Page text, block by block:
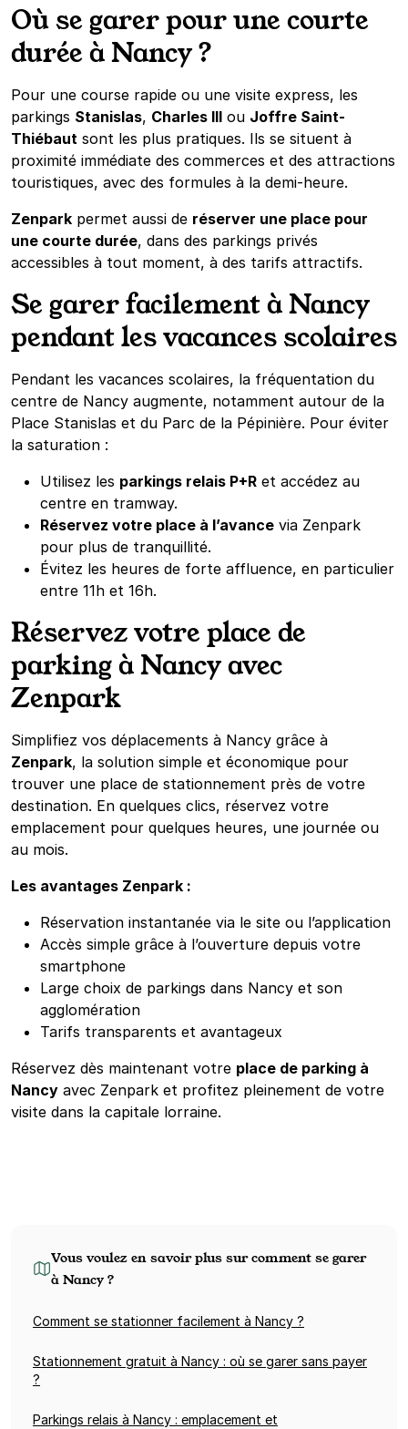
Où se garer pour une courte
durée à Nancy ?
Pour une course rapide ou une visite express, les
parkings Stanislas, Charles III ou Joffre Saint-
Thiébaut sont les plus pratiques. Ils se situent à
proximité immédiate des commerces et des attractions
touristiques, avec des formules à la demi-heure.
Zenpark permet aussi de réserver une place pour
une courte durée, dans des parkings privés
accessibles à tout moment, à des tarifs attractifs.
Se garer facilement à Nancy
pendant les vacances scolaires
Pendant les vacances scolaires, la fréquentation du
centre de Nancy augmente, notamment autour de la
Place Stanislas et du Parc de la Pépinière. Pour éviter
la saturation :
Utilisez les parkings relais P+R et accédez au
centre en tramway.
Réservez votre place à l’avance via Zenpark
pour plus de tranquillité.
Évitez les heures de forte affluence, en particulier
entre 11h et 16h.
Réservez votre place de
parking à Nancy avec
Zenpark
Simplifiez vos déplacements à Nancy grâce à
Zenpark, la solution simple et économique pour
trouver une place de stationnement près de votre
destination. En quelques clics, réservez votre
emplacement pour quelques heures, une journée ou
au mois.
Les avantages Zenpark :
Réservation instantanée via le site ou l’application
Accès simple grâce à l’ouverture depuis votre
smartphone
Large choix de parkings dans Nancy et son
agglomération
Tarifs transparents et avantageux
Réservez dès maintenant votre place de parking à
Nancy avec Zenpark et profitez pleinement de votre
visite dans la capitale lorraine.
Vous voulez en savoir plus sur comment se garer
à Nancy ?
Comment se stationner facilement à Nancy ?
Stationnement gratuit à Nancy : où se garer sans payer
?
Parkings relais à Nancy : emplacement et